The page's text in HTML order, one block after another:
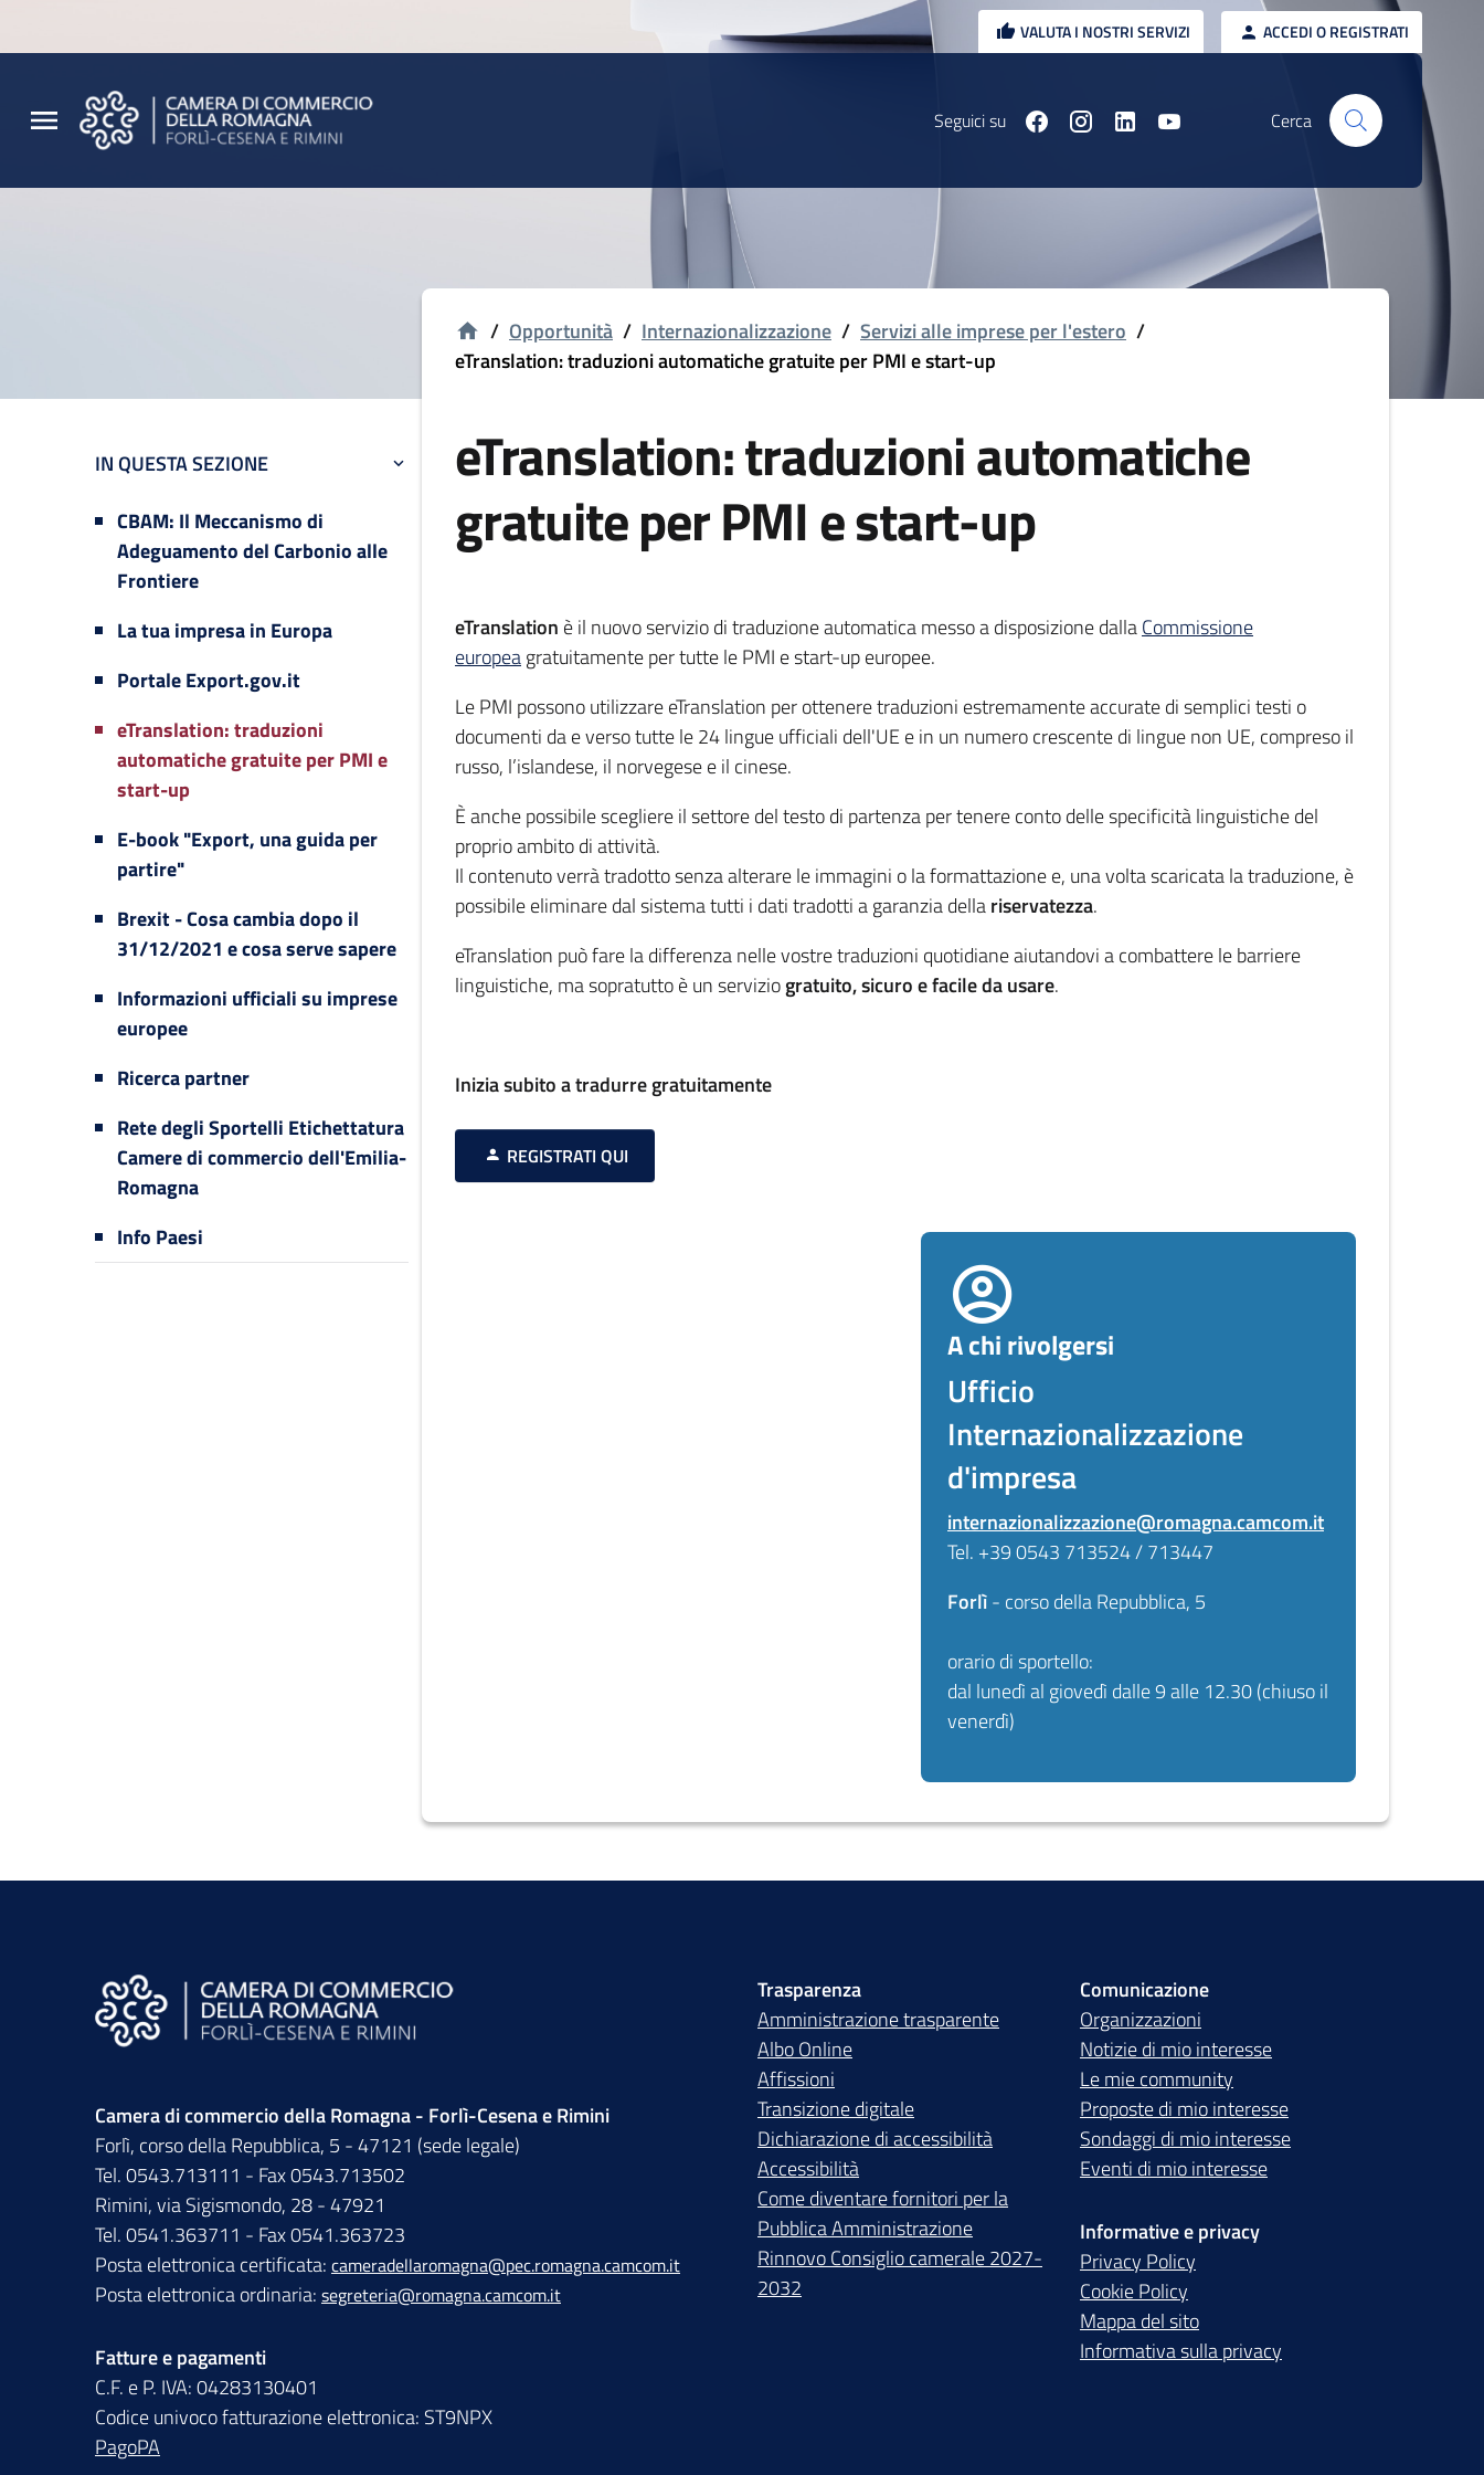
VALUTA I NOSTRI SERVIZI ACCEDI O REGISTRATI
Seguici su Cerca
IN QUESTA SEZIONE
CBAM: Il Meccanismo di
Adeguamento del Carbonio alle
Frontiere
La tua impresa in Europa
Portale Export.gov.it
eTranslation: traduzioni
automatiche gratuite per PMI e
start-up
E-book "Export, una guida per
partire"
Brexit - Cosa cambia dopo il
31/12/2021 e cosa serve sapere
Informazioni ufficiali su imprese
europee
Ricerca partner
Rete degli Sportelli Etichettatura
Camere di commercio dell'Emilia-
Romagna
Info Paesi
/ Opportunità / Internazionalizzazione / Servizi alle imprese per l'estero /
eTranslation: traduzioni automatiche gratuite per PMI e start-up
eTranslation: traduzioni automatiche
gratuite per PMI e start-up
eTranslation è il nuovo servizio di traduzione automatica messo a disposizione dallaCommissione
europeagratuitamente per tutte le PMI e start-up europee.
Le PMI possono utilizzare eTranslation per ottenere traduzioni estremamente accurate di semplici testi o
documenti da e verso tutte le 24 lingue ufficiali dell'UE e in un numero crescente di lingue non UE, compreso il
russo, l’islandese, il norvegese e il cinese.
È anche possibile scegliere il settore del testo di partenza per tenere conto delle specificità linguistiche del
proprio ambito di attività.
Il contenuto verrà tradotto senza alterare le immagini o la formattazione e, una volta scaricata la traduzione, è
possibile eliminare dal sistema tutti i dati tradotti a garanzia dellariservatezza.
eTranslation può fare la differenza nelle vostre traduzioni quotidiane aiutandovi a combattere le barriere
linguistiche, ma sopratutto è un serviziogratuito, sicuro e facile da usare.
Inizia subito a tradurre gratuitamente
REGISTRATI QUI
A chi rivolgersi
Ufficio
Internazionalizzazione
d'impresa
internazionalizzazione@romagna.camcom.it
Tel. +39 0543 713524 / 713447
Forlì- corso della Repubblica, 5
orario di sportello:
dal lunedì al giovedì dalle 9 alle 12.30 (chiuso il
venerdì)
Camera di commercio della Romagna - Forlì-Cesena e Rimini
Forlì, corso della Repubblica, 5 - 47121 (sede legale)
Tel. 0543.713111 - Fax 0543.713502
Rimini, via Sigismondo, 28 - 47921
Tel. 0541.363711 - Fax 0541.363723
Posta elettronica certificata: cameradellaromagna@pec.romagna.camcom.it
Posta elettronica ordinaria: segreteria@romagna.camcom.it
Fatture e pagamenti
C.F. e P. IVA: 04283130401
Codice univoco fatturazione elettronica: ST9NPX
PagoPA
Trasparenza
Amministrazione trasparente
Albo Online
Affissioni
Transizione digitale
Dichiarazione di accessibilità
Accessibilità
Come diventare fornitori per la
Pubblica Amministrazione
Rinnovo Consiglio camerale 2027-
2032
Comunicazione
Organizzazioni
Notizie di mio interesse
Le mie community
Proposte di mio interesse
Sondaggi di mio interesse
Eventi di mio interesse
Informative e privacy
Privacy Policy
Cookie Policy
Mappa del sito
Informativa sulla privacy